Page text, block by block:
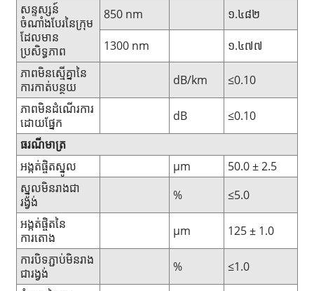
សន្ទស្សន៍
ចំណាំងបែរនៃក្រុម
ដែលមាន
ប្រសិទ្ធភាព
850 nm ១.៤៨២
1300 nm
១.៤៧៧
ភាពមិនស្មើគ្នានៃ
ការកាត់បន្ថយ
dB/km
≤0.10
ភាពមិនដំណើរការ
ដោយផ្នែក
dB
≤0.10
ធរណីមាត្រ
អង្កត់ផ្ចិតស្នូល
μm
50.0 ± 2.5
ស្នូលមិនរាងជា
រង្វង់
%
≤5.0
អង្កត់ផ្ចិតនៃ
ការតោង
μm
125 ± 1.0
ការបិទភ្ជាប់មិនរាង
ជារង្វង់
%
≤1.0